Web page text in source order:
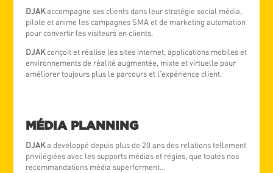
DJAKaccompagne ses clients dans leur stratégie social média,
pilote et anime les campagnes SMA et de marketing automation
pour convertir les visiteurs en clients.
DJAK conçoit et réalise les sites internet, applications mobiles et
environnements de réalité augmentée, mixte et virtuelle pour
améliorer toujours plus le parcours et l’expérience client.
MÉDIA PLANNING
DJAKa developpé depuis plus de 20 ans des relations tellement
privilégiées avec les supports médias et régies, que toutes nos
recommandations média superforment…